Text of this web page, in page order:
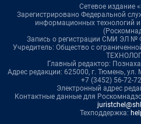
Сетевое издание
Зарегистрировано Федеральной
информационных технологий
Запись о регистрации СМИ ЭЛ №
Учредитель: Общество с
Главный редактор:
Адрес редакции: 625000, г. Тюмень, ул.
+7 (3452) 56-72-
Электронный адрес
Контактные данные для
Техподдержка: